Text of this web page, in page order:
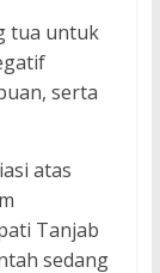
tua untuk
serta
atas
Tanjab
sedang